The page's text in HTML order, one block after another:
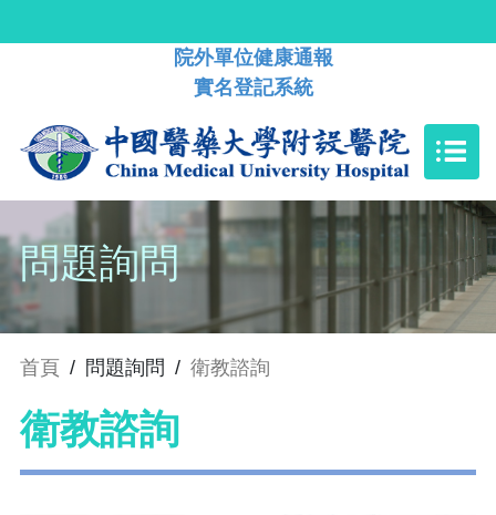
院外單位健康通報
實名登記系統
問題詢問
首頁 / 問題詢問 / 衛教諮詢
衛教諮詢